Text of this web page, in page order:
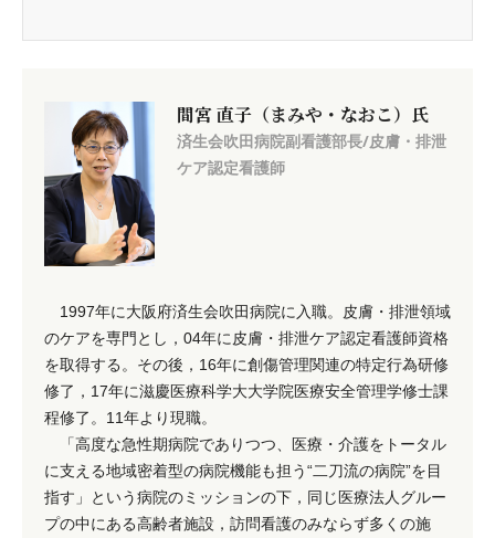
間宮 直子（まみや・なおこ）氏
済生会吹田病院副看護部長/皮膚・排泄
ケア認定看護師
1997年に大阪府済生会吹田病院に入職。皮膚・排泄領域
のケアを専門とし，04年に皮膚・排泄ケア認定看護師資格
を取得する。その後，16年に創傷管理関連の特定行為研修
修了，17年に滋慶医療科学大大学院医療安全管理学修士課
程修了。11年より現職。
「高度な急性期病院でありつつ、医療・介護をトータル
に支える地域密着型の病院機能も担う“二刀流の病院”を目
指す」という病院のミッションの下，同じ医療法人グルー
プの中にある高齢者施設，訪問看護のみならず多くの施